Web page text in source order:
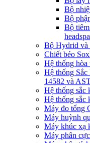
Bộ
Bộ
Bộ
Bộ Hydrid và
Chiết béo
Hệ thống hòa
Hệ thống
14582 và
Hệ thống sắc
Hệ thống
Máy đo tổng
Máy huỳnh
Máy khúc xạ
Máy phân